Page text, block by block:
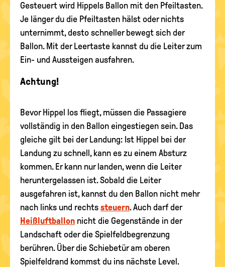
Gesteuert wird Hippels Ballon mit den Pfeiltasten.
Je länger du die Pfeiltasten hälst oder nichts
unternimmt, desto schneller bewegt sich der
Ballon. Mit der Leertaste kannst du die Leiter zum
Ein- und Aussteigen ausfahren.
Achtung!
Bevor Hippel los fliegt, müssen die Passagiere
vollständig in den Ballon eingestiegen sein. Das
gleiche gilt bei der Landung: Ist Hippel bei der
Landung zu schnell, kann es zu einem Absturz
kommen. Er kann nur landen, wenn die Leiter
heruntergelassen ist. Sobald die Leiter
ausgefahren ist, kannst du den Ballon nicht mehr
nach links und rechts steuern. Auch darf der
Heißluftballon nicht die Gegenstände in der
Landschaft oder die Spielfeldbegrenzung
berühren. Über die Schiebetür am oberen
Spielfeldrand kommst du ins nächste Level.